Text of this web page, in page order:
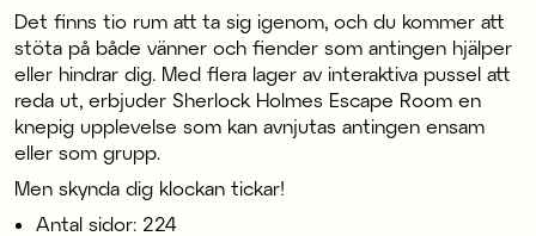
Det finns tio rum att ta sig igenom, och du kommer att
stöta på både vänner och fiender som antingen hjälper
eller hindrar dig. Med flera lager av interaktiva pussel att
reda ut, erbjuder Sherlock Holmes Escape Room en
knepig upplevelse som kan avnjutas antingen ensam
eller som grupp.
Men skynda dig klockan tickar!
Antal sidor: 224